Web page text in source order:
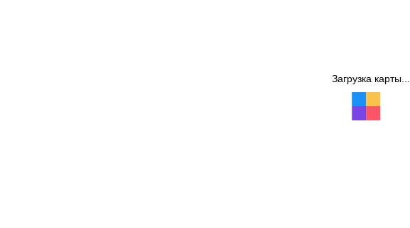
Загрузка карты...